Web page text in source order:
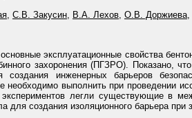
, С.В. Закусин, В.А. Лехов, О.В. Доржиева,
эксплуатационные свойства
захоронения (ПГЗРО). Показано,
создания инженерных барьеров
необходимо выполнить при проведении
легли существующие в
для создания изоляционного барьера